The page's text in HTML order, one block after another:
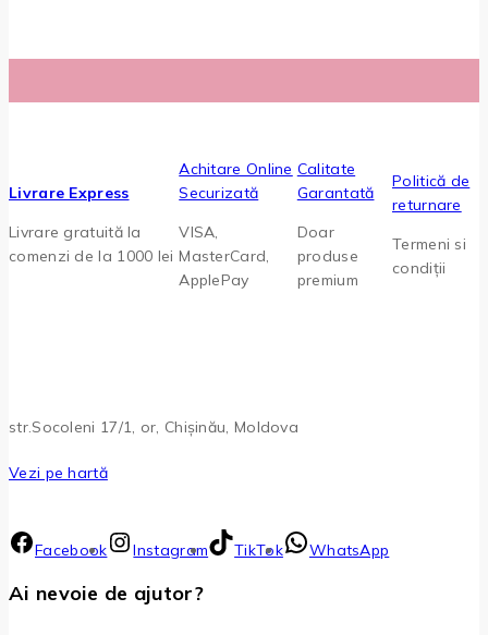
Livrare Express
Livrare gratuită la
comenzi de la 1000 lei
Achitare Online
Securizată
VISA,
MasterCard,
ApplePay
Calitate
Garantată
Doar
produse
premium
Politică de
returnare
Termeni si
condiții
str.Socoleni 17/1, or, Chișinău, Moldova
Vezi pe hartă
Facebook Instagram TikTok WhatsApp
Ai nevoie de ajutor?